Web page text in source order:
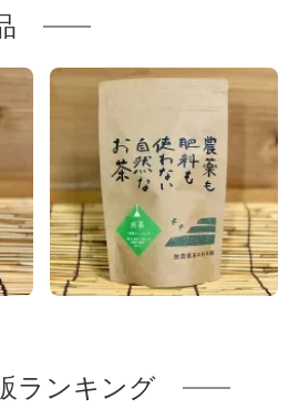
ランキング